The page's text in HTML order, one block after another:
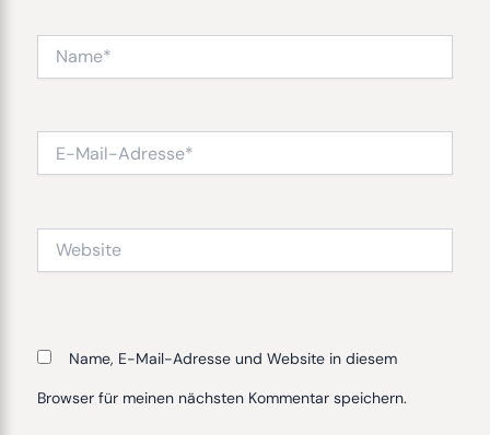
Mail-
Name, E-Mail-Adresse und Website in diesem
Browser für meinen nächsten Kommentar speichern.